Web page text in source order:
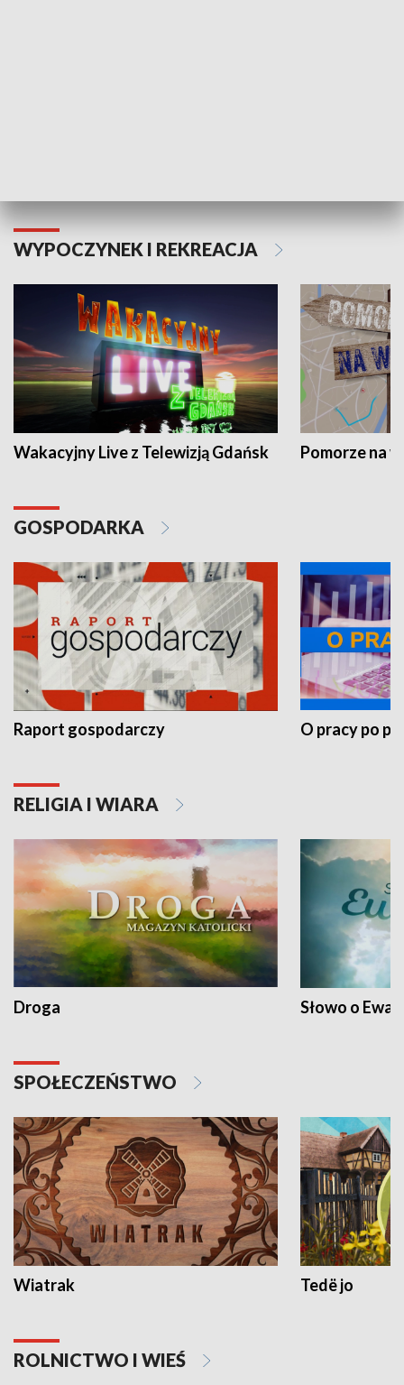
WYPOCZYNEK I REKREACJA
Wakacyjny Live z Telewizją Gdańsk Pomorze na
GOSPODARKA
Raport gospodarczy O pracy po
RELIGIA I WIARA
Droga Słowo o
SPOŁECZEŃSTWO
Wiatrak Tedë jo
ROLNICTWO I WIEŚ